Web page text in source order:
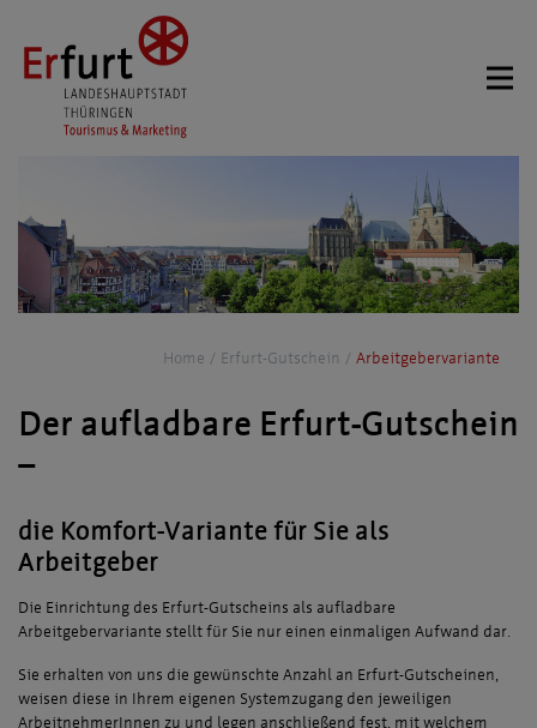
Home Erfurt-Gutschein Arbeitgebervariante
Der aufladbare Erfurt-Gutschein
–
die Komfort-Variante für Sie als
Arbeitgeber
Die Einrichtung des Erfurt-Gutscheins als aufladbare
Arbeitgebervariante stellt für Sie nur einen einmaligen Aufwand dar.
Sie erhalten von uns die gewünschte Anzahl an Erfurt-Gutscheinen,
weisen diese in Ihrem eigenen Systemzugang den jeweiligen
ArbeitnehmerInnen zu und legen anschließend fest, mit welchem